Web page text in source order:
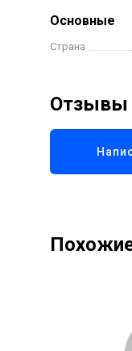
Основные
Страна
Отзывы